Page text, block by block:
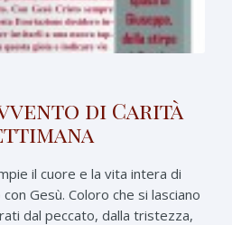
di Carità
il cuore e la vita intera di
Gesù. Coloro che si lasciano
dal peccato, dalla tristezza,